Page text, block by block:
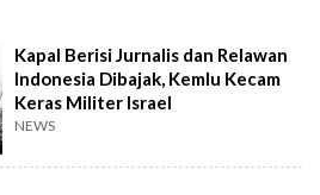
Kapal Berisi Jurnalis dan Relawan
Indonesia Dibajak, Kemlu Kecam
Keras Militer Israel
NEWS